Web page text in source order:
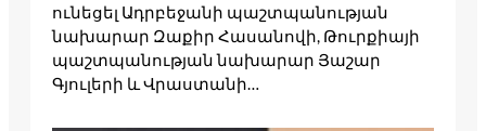
ունեցել Ադրբեջանի պաշտպանության
նախարար Զաքիր Հասանովի, Թուրքիայի
պաշտպանության նախարար Յաշար
Գյուլերի և Վրաստանի…